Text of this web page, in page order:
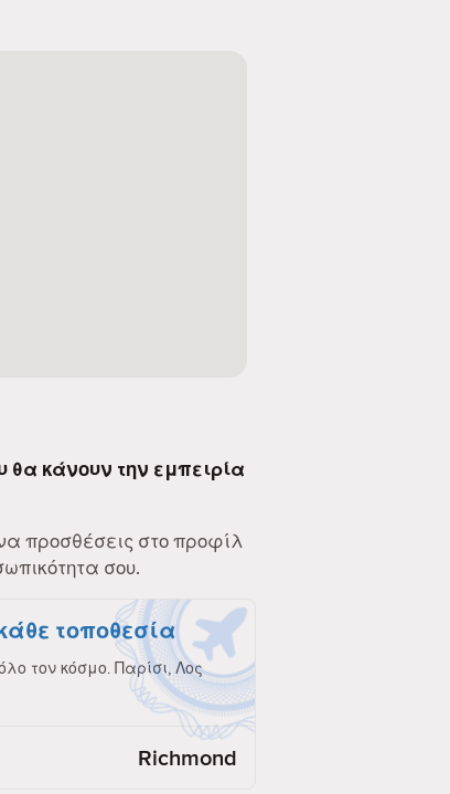
θα κάνουν την εμπειρία
προσθέσεις στο προφίλ
σου.
τοποθεσία
τον κόσμο. Παρίσι, Λος
Richmond